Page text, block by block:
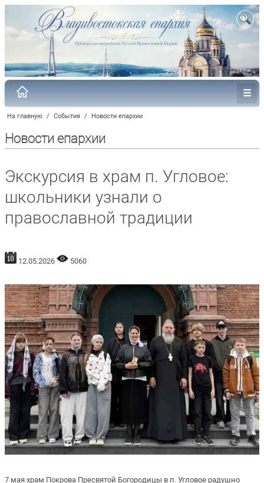
На главную / События / Новости епархии
Новости епархии
Экскурсия в храм п. Угловое:
школьники узнали о
православной традиции
12.05.2026 5060
7 мая храм Покрова Пресвятой Богородицы в п. Угловое радушно